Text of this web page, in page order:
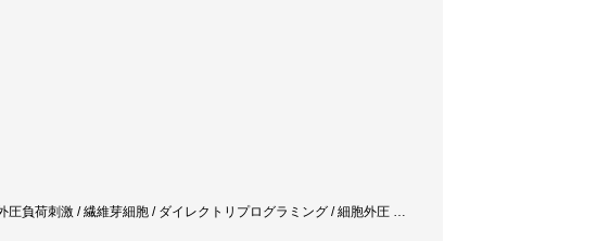
負荷刺激 / 繊維芽細胞 / ダイレクトリプログラミング / 細胞外圧 …